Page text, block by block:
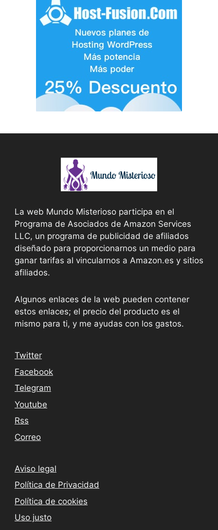
La web Mundo Misterioso participa en el
Programa de Asociados de Amazon Services
LLC, un programa de publicidad de afiliados
diseñado para proporcionarnos un medio para
ganar tarifas al vincularnos a Amazon.es y sitios
afiliados.
Algunos enlaces de la web pueden contener
estos enlaces; el precio del producto es el
mismo para ti, y me ayudas con los gastos.
Twitter
Facebook
Telegram
Youtube
Rss
Correo
Aviso legal
Política de Privacidad
Política de cookies
Uso justo